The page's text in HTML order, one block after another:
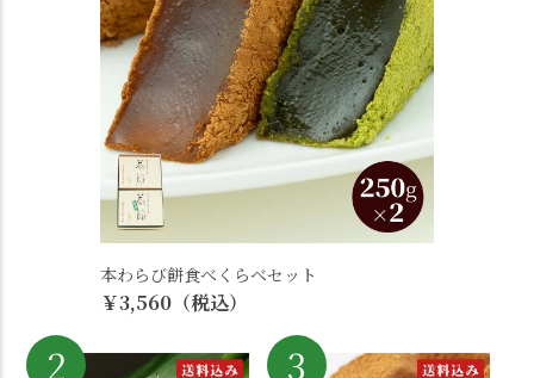
本わらび餅食べくらべセット
￥3,560（税込）
2 3